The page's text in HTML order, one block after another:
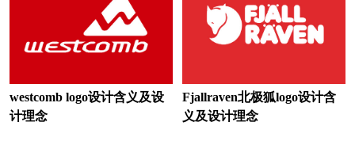
培训机构logo设计 巧克力logo设计
清洁logo设计 汽车logo设计
乳制品logo设计 日化logo设计
westcomb logo设计含义及设
计理念
Fjallraven北极狐logo设计含
义及设计理念